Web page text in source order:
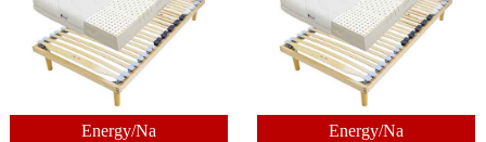
Energy/Na
Energy/Na